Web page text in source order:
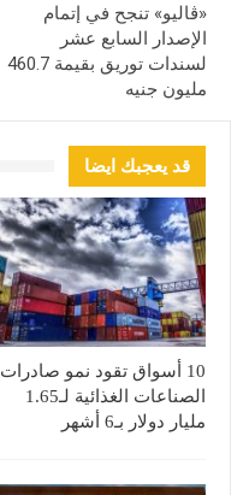
«ڤاليو» تنجح في إتمام
الإصدار السابع عشر
لسندات توريق بقيمة 460.7
مليون جنيه
قد يعجبك ايضا
10 أسواق تقود نمو صادرات
الصناعات الغذائية لـ1.65
مليار دولار بـ6 أشهر